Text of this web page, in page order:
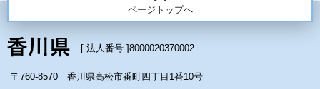
ページトップへ
[ 法人番号 ]8000020370002
〒760-8570 香川県高松市番町四丁目1番10号